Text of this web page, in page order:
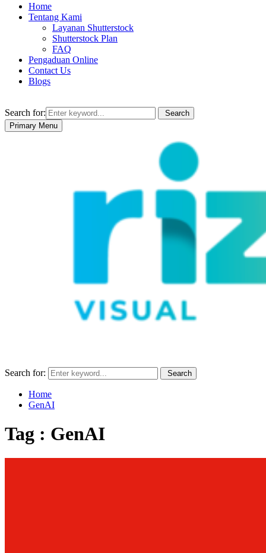
Home
Tentang Kami
Layanan Shutterstock
Shutterstock Plan
FAQ
Pengaduan Online
Contact Us
Blogs
Search for:
Search
Primary Menu
Search for: Search
Home
GenAI
Tag : GenAI